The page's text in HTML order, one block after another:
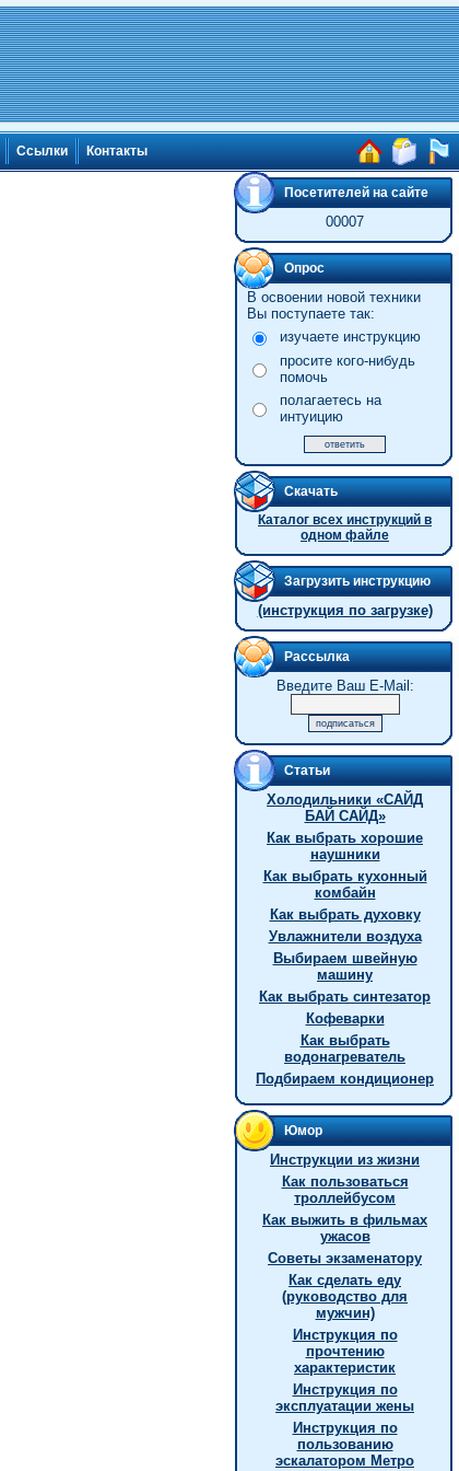
Ссылки Контакты
Посетителей на сайте
00007
Опрос
В освоении новой техники
Вы поступаете так:
изучаете инструкцию
просите кого-нибудь
помочь
полагаетесь на
интуицию
Скачать
Каталог всех инструкций в
одном файле
Загрузить инструкцию
(инструкция по загрузке)
Рассылка
Введите Ваш E-Mail:
Статьи
Холодильники «САЙД
БАЙ САЙД»
Как выбрать хорошие
наушники
Как выбрать кухонный
комбайн
Как выбрать духовку
Увлажнители воздуха
Выбираем швейную
машину
Как выбрать синтезатор
Кофеварки
Как выбрать
водонагреватель
Подбираем кондиционер
Юмор
Инструкции из жизни
Как пользоваться
троллейбусом
Как выжить в фильмах
ужасов
Советы экзаменатору
Как сделать еду
(руководство для
мужчин)
Инструкция по
прочтению
характеристик
Инструкция по
эксплуатации жены
Инструкция по
пользованию
эскалатором Метро